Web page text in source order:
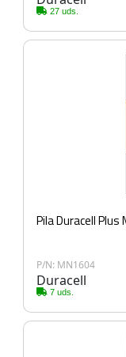
27 uds.
Pila Duracell
P/N: MN1604
Duracell
7 uds.